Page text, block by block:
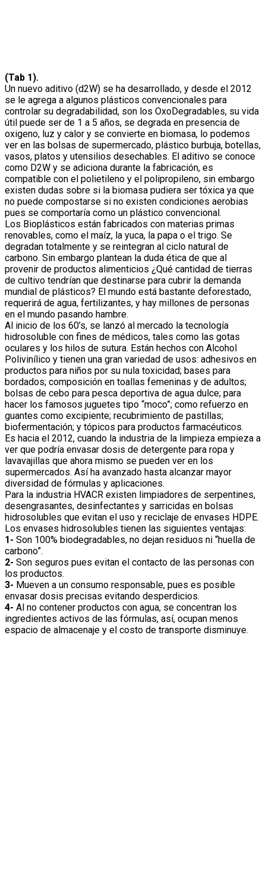
(Tab 1).
Un nuevo aditivo (d2W) se ha desarrollado, y desde el 2012
se le agrega a algunos plásticos convencionales para
controlar su degradabilidad, son los OxoDegradables, su vida
útil puede ser de 1 a 5 años, se degrada en presencia de
oxigeno, luz y calor y se convierte en biomasa, lo podemos
ver en las bolsas de supermercado, plástico burbuja, botellas,
vasos, platos y utensilios desechables. El aditivo se conoce
como D2W y se adiciona durante la fabricación, es
compatible con el polietileno y el polipropileno, sin embargo
existen dudas sobre si la biomasa pudiera ser tóxica ya que
no puede compostarse si no existen condiciones aerobias
pues se comportaría como un plástico convencional.
Los Bioplásticos están fabricados con materias primas
renovables, como el maíz, la yuca, la papa o el trigo. Se
degradan totalmente y se reintegran al ciclo natural de
carbono. Sin embargo plantean la duda ética de que al
provenir de productos alimenticios ¿Qué cantidad de tierras
de cultivo tendrían que destinarse para cubrir la demanda
mundial de plásticos? El mundo está bastante deforestado,
requerirá de agua, fertilizantes, y hay millones de personas
en el mundo pasando hambre.
Al inicio de los 60’s, se lanzó al mercado la tecnología
hidrosoluble con fines de médicos, tales como las gotas
oculares y los hilos de sutura. Están hechos con Alcohol
Polivinílico y tienen una gran variedad de usos: adhesivos en
productos para niños por su nula toxicidad; bases para
bordados; composición en toallas femeninas y de adultos;
bolsas de cebo para pesca deportiva de agua dulce; para
hacer los famosos juguetes tipo “moco”; como refuerzo en
guantes como excipiente; recubrimiento de pastillas;
biofermentación; y tópicos para productos farmacéuticos.
Es hacia el 2012, cuando la industria de la limpieza empieza a
ver que podría envasar dosis de detergente para ropa y
lavavajillas que ahora mismo se pueden ver en los
supermercados. Así ha avanzado hasta alcanzar mayor
diversidad de fórmulas y aplicaciones.
Para la industria HVACR existen limpiadores de serpentines,
desengrasantes, desinfectantes y sarricidas en bolsas
hidrosolubles que evitan el uso y reciclaje de envases HDPE.
Los envases hidrosolubles tienen las siguientes ventajas:
1- Son 100% biodegradables, no dejan residuos ni “huella de
carbono”.
2- Son seguros pues evitan el contacto de las personas con
los productos.
3- Mueven a un consumo responsable, pues es posible
envasar dosis precisas evitando desperdicios.
4- Al no contener productos con agua, se concentran los
ingredientes activos de las fórmulas, así, ocupan menos
espacio de almacenaje y el costo de transporte disminuye.